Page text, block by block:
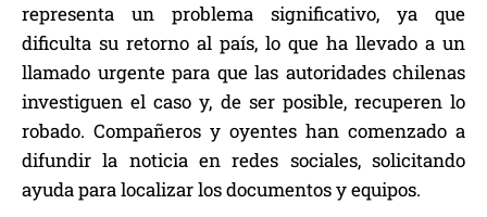
representa un problema significativo, ya que
dificulta su retorno al país, lo que ha llevado a un
llamado urgente para que las autoridades chilenas
investiguen el caso y, de ser posible, recuperen lo
robado. Compañeros y oyentes han comenzado a
difundir la noticia en redes sociales, solicitando
ayuda para localizar los documentos y equipos.